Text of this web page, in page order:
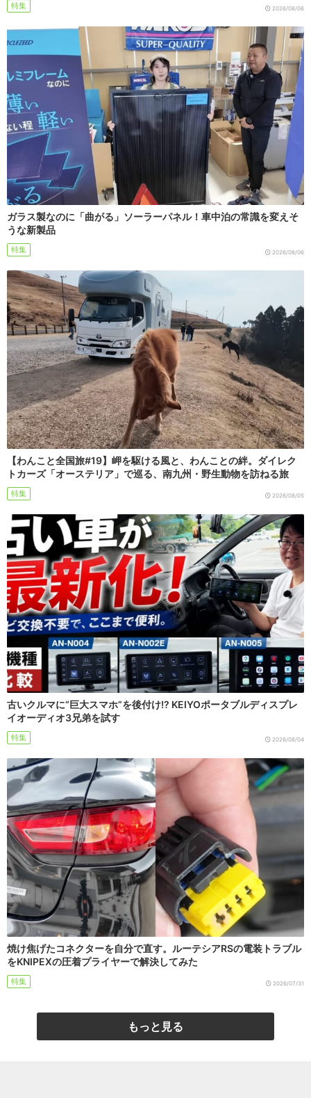
特集 2026/08/06
ガラス製なのに「曲がる」ソーラーパネル！車中泊の常識を変えそ
うな新製品
特集 2026/08/06
【わんこと全国旅#19】岬を駆ける風と、わんことの絆。ダイレク
トカーズ「オーステリア」で巡る、南九州・野生動物を訪ねる旅
特集 2026/08/05
古いクルマに“巨大スマホ”を後付け!? KEIYOポータブルディスプレ
イオーディオ3兄弟を試す
特集 2026/08/04
焼け焦げたコネクターを自分で直す。ルーテシアRSの電装トラブル
をKNIPEXの圧着プライヤーで解決してみた
特集 2026/07/31
もっと見る